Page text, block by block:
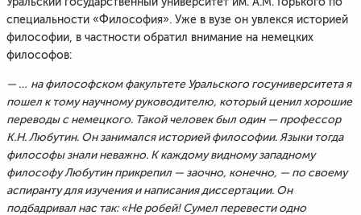
специальности «Философия». Уже в вузе он увлекся историей
философии, в частности обратил внимание на немецких
философов:
— … на философском факультете Уральского госуниверситета я
пошел к тому научному руководителю, который ценил хорошие
переводы с немецкого. Такой человек был один — профессор
К.Н. Любутин. Он занимался историей философии. Языки тогда
философы знали неважно. К каждому видному западному
философу Любутин прикрепил — заочно, конечно, — по своему
аспиранту для изучения и написания диссертации. Он
подбадривал нас так: «Не робей! Сумел перевести одно